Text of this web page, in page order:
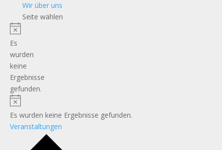
Wir über uns
Seite wählen
Es
wurden
keine
Ergebnisse
gefunden.
Es wurden keine Ergebnisse gefunden.
Veranstaltungen